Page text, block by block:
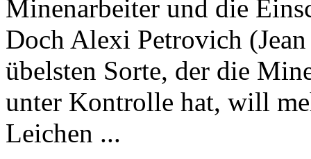
Minenarbeiter und die
Doch Alexi Petrovich
übelsten Sorte, der die
unter Kontrolle hat, will
Leichen ...